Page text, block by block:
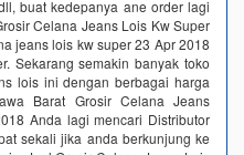
buat kedepanya ane order lagi
Celana Jeans Lois Kw Super
jeans lois kw super 23 Apr 2018
Sekarang semakin banyak toko
lois ini dengan berbagai harga
Barat Grosir Celana Jeans
Anda lagi mencari Distributor
sekali jika anda berkunjung ke